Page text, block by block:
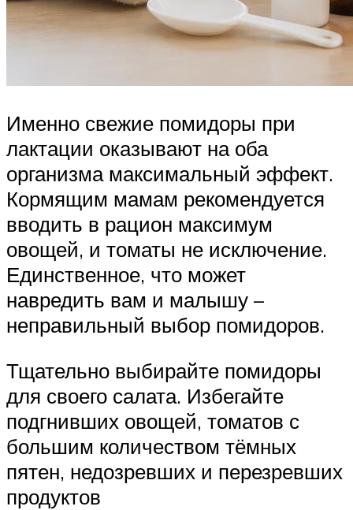
Именно свежие помидоры при
лактации оказывают на оба
организма максимальный эффект.
Кормящим мамам рекомендуется
вводить в рацион максимум
овощей, и томаты не исключение.
Единственное, что может
навредить вам и малышу –
неправильный выбор помидоров.
Тщательно выбирайте помидоры
для своего салата. Избегайте
подгнивших овощей, томатов с
большим количеством тёмных
пятен, недозревших и перезревших
продуктов